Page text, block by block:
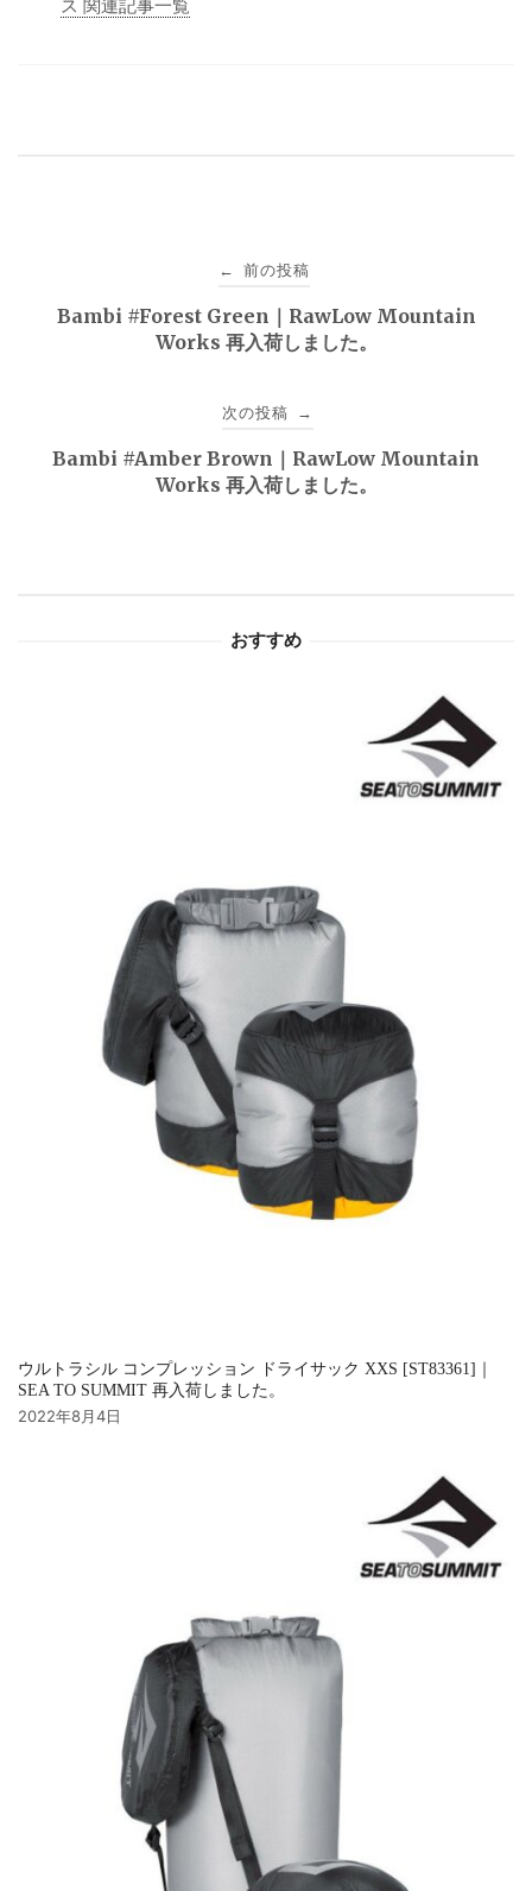
ス 関連記事一覧
← 前の投稿
Bambi #Forest Green｜RawLow Mountain
Works 再入荷しました。
次の投稿 →
Bambi #Amber Brown｜RawLow Mountain
Works 再入荷しました。
おすすめ
ウルトラシル コンプレッション ドライサック XXS [ST83361]｜
SEA TO SUMMIT 再入荷しました。
2022年8月4日